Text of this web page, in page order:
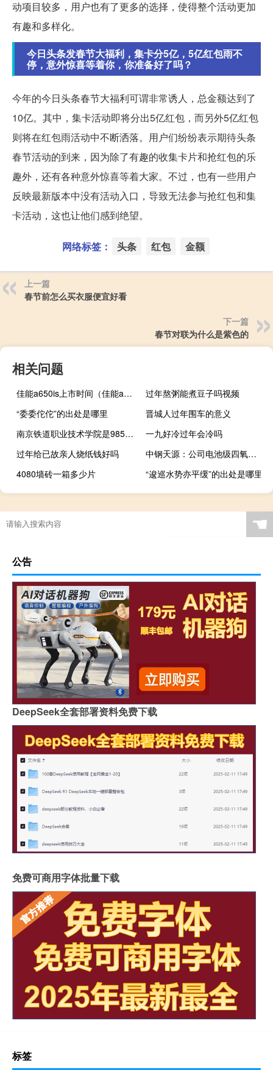
动项目较多，用户也有了更多的选择，使得整个活动更加
有趣和多样化。
今日头条发春节大福利，集卡分5亿，5亿红包雨不
停，意外惊喜等着你，你准备好了吗？
今年的今日头条春节大福利可谓非常诱人，总金额达到了
10亿。其中，集卡活动即将分出5亿红包，而另外5亿红包
则将在红包雨活动中不断洒落。用户们纷纷表示期待头条
春节活动的到来，因为除了有趣的收集卡片和抢红包的乐
趣外，还有各种意外惊喜等着大家。不过，也有一些用户
反映最新版本中没有活动入口，导致无法参与抢红包和集
卡活动，这也让他们感到绝望。
网络标签： 头条 红包 金额
上一篇
春节前怎么买衣服便宜好看
下一篇
春节对联为什么是紫色的
相关问题
佳能a650is上市时间（佳能a650is）
过年熬粥能煮豆子吗视频
“委委佗佗”的出处是哪里
晋城人过年围车的意义
南京铁道职业技术学院是985大学吗
一九好冷过年会冷吗
过年给已故亲人烧纸钱好吗
中钢天源：公司电池级四氧化三锰产销两旺
4080墙砖一箱多少片
“逡巡水势亦平缓”的出处是哪里
☚
公告
DeepSeek全套部署资料免费下载
免费可商用字体批量下载
标签